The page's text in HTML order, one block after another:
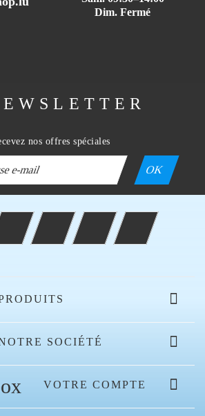
Dim. Fermé
nos offres spéciales
Twitter Rss YouTubeInstagram

SOCIÉTÉ 
VOTRE COMPTE 